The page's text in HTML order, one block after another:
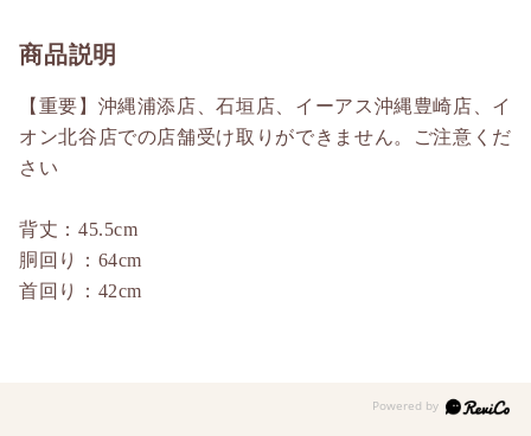
商品説明
【重要】沖縄浦添店、石垣店、イーアス沖縄豊崎店、イ
オン北谷店での店舗受け取りができません。ご注意くだ
さい
背丈：45.5cm
胴回り：64cm
首回り：42cm